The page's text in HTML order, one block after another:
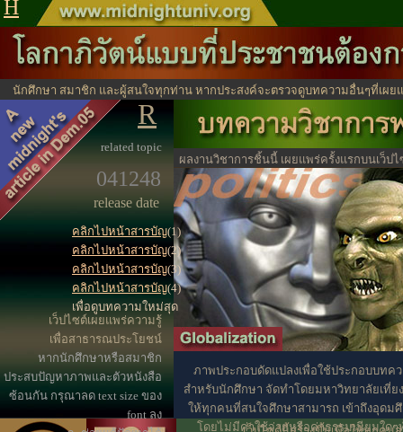
นักศึกษา สมาชิก และผู้สนใจทุกท่าน หากประสงค์จะตรวจดูบทความอื่นๆที่เผ
ได้จากตรงนี้
ผลงานวิชาการชิ้นนี้ เผยแพร่ครั้งแรกบนเว็
ประโยชน์ทางวิชาการ
H
ภาพประกอบดัดแปลงเพื่อใช้ประกอบบทค
สำหรับนักศึกษา จัดทำโดยมหาวิทยาลัยเที่ย
ให้ทุกคนที่สนใจศึกษาสามารถ เข้าถึงอุดม
โดยไม่มีค่าใช้จ่ายหรือค่าธรรมเนียมใดๆ
R
related topic
041248
release date
คลิกไปหน้าสารบัญ(1)
คลิกไปหน้าสารบัญ(2)
คลิกไปหน้าสารบัญ(3)
คลิกไปหน้าสารบัญ(4)
เพื่อดูบทความใหม่สุด
เว็ปไซต์เผยแพร่ความรู้
เพื่อสาธารณประโยชน์
หากนักศึกษาหรือสมาชิก
ประสบปัญหาภาพและตัวหนังสือ
ซ้อนกัน กรุณาลด text size ของ
font ลง